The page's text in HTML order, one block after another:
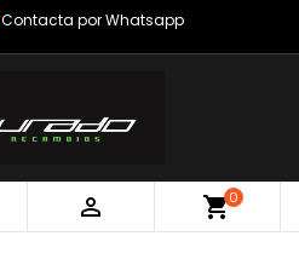
Contacta por Whatsapp
 shopping_cart0